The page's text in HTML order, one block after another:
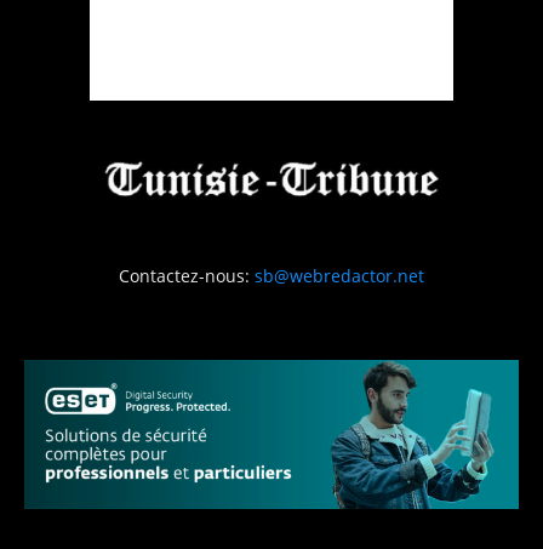
Contactez-nous: sb@webredactor.net